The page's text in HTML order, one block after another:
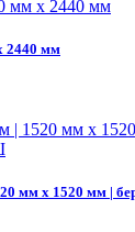
2440 мм
мм х 1520 мм |